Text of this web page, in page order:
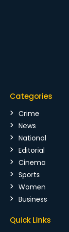
Categories
Crime
News
National
Editorial
Cinema
Sports
Women
Business
Quick Links